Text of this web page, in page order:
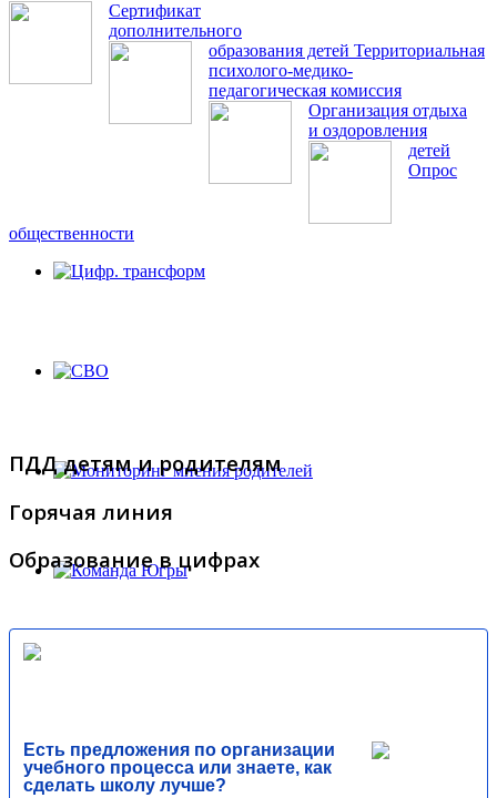
Сертификат
дополнительного
образования детей Территориальная
психолого-медико-
педагогическая комиссия
Организация отдыха
и оздоровления
детей
Опрос
общественности
ПДД детям и родителям
Горячая линия
Образование в цифрах
Есть предложения по организации
учебного процесса или знаете, как
сделать школу лучше?